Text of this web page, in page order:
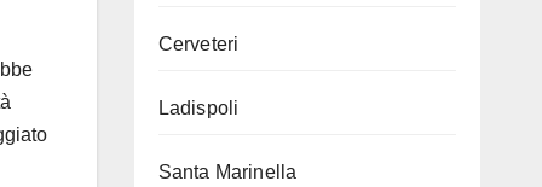
Cerveteri
Ladispoli
Santa Marinella